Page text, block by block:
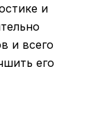
и
и всего
его